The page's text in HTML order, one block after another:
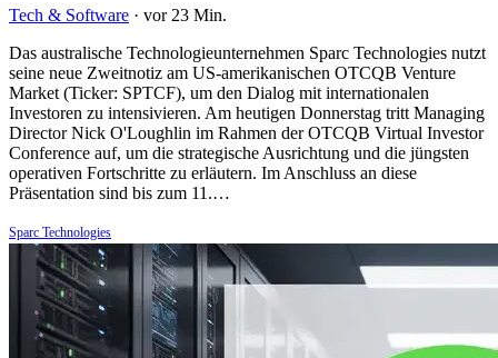
Tech & Software · vor 23 Min.
Das australische Technologieunternehmen Sparc Technologies nutzt
seine neue Zweitnotiz am US-amerikanischen OTCQB Venture
Market (Ticker: SPTCF), um den Dialog mit internationalen
Investoren zu intensivieren. Am heutigen Donnerstag tritt Managing
Director Nick O'Loughlin im Rahmen der OTCQB Virtual Investor
Conference auf, um die strategische Ausrichtung und die jüngsten
operativen Fortschritte zu erläutern. Im Anschluss an diese
Präsentation sind bis zum 11.…
Sparc Technologies